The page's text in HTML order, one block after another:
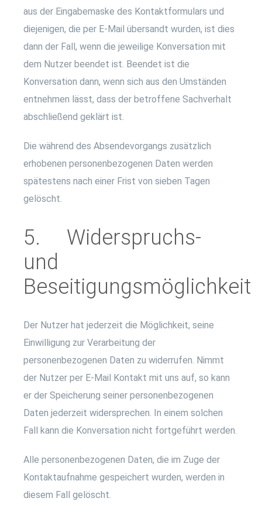
aus der Eingabemaske des Kontaktformulars und
diejenigen, die per E-Mail übersandt wurden, ist dies
dann der Fall, wenn die jeweilige Konversation mit
dem Nutzer beendet ist. Beendet ist die
Konversation dann, wenn sich aus den Umständen
entnehmen lässt, dass der betroffene Sachverhalt
abschließend geklärt ist.
Die während des Absendevorgangs zusätzlich
erhobenen personenbezogenen Daten werden
spätestens nach einer Frist von sieben Tagen
gelöscht.
5. Widerspruchs-
und
Beseitigungsmöglichkeit
Der Nutzer hat jederzeit die Möglichkeit, seine
Einwilligung zur Verarbeitung der
personenbezogenen Daten zu widerrufen. Nimmt
der Nutzer per E-Mail Kontakt mit uns auf, so kann
er der Speicherung seiner personenbezogenen
Daten jederzeit widersprechen. In einem solchen
Fall kann die Konversation nicht fortgeführt werden.
Alle personenbezogenen Daten, die im Zuge der
Kontaktaufnahme gespeichert wurden, werden in
diesem Fall gelöscht.